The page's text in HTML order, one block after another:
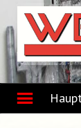
content